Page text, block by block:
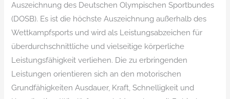
Auszeichnung des Deutschen Olympischen Sportbundes
(DOSB). Es ist die höchste Auszeichnung außerhalb des
Wettkampfsports und wird als Leistungsabzeichen für
überdurchschnittliche und vielseitige körperliche
Leistungsfähigkeit verliehen. Die zu erbringenden
Leistungen orientieren sich an den motorischen
Grundfähigkeiten Ausdauer, Kraft, Schnelligkeit und